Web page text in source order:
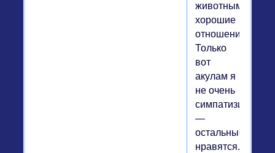
животными
хорошие
отношения.
Только
вот
акулам я
не очень
симпатизирую
—
остальные
нравятся.